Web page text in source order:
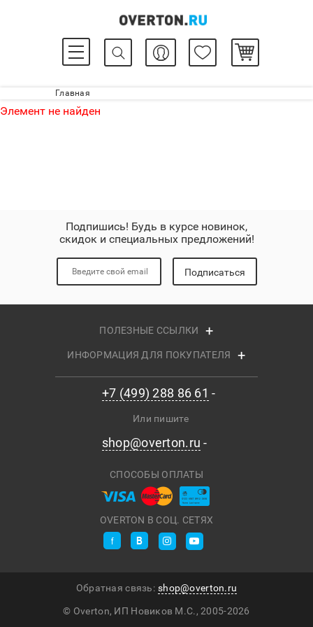
Главная
Элемент не найден
Подпишись! Будь в курсе новинок,
скидок и специальных предложений!
Подписаться
ПОЛЕЗНЫЕ ССЫЛКИ
ИНФОРМАЦИЯ ДЛЯ ПОКУПАТЕЛЯ
+7 (499) 288 86 61
Или пишите
shop@overton.ru
OVERTON В СОЦ. СЕТЯХ
СПОСОБЫ ОПЛАТЫ
© Overton, ИП Новиков М.С., 2005-2026
Обратная связь: shop@overton.ru